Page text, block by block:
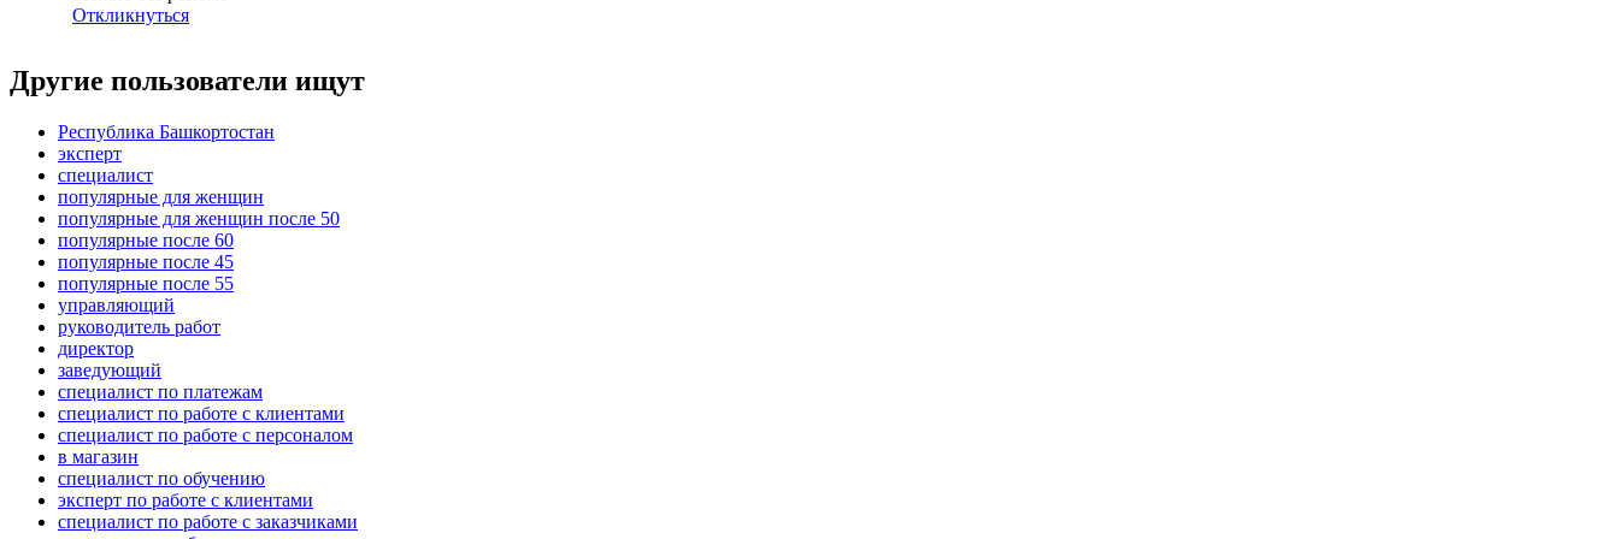
Откликнуться
Другие пользователи ищут
Республика Башкортостан
эксперт
специалист
популярные для женщин
популярные для женщин после 50
популярные после 60
популярные после 45
популярные после 55
управляющий
руководитель работ
директор
заведующий
специалист по платежам
специалист по работе с клиентами
специалист по работе с персоналом
в магазин
специалист по обучению
эксперт по работе с клиентами
специалист по работе с заказчиками